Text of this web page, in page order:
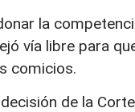
la
vía libre para
comicios.
de la